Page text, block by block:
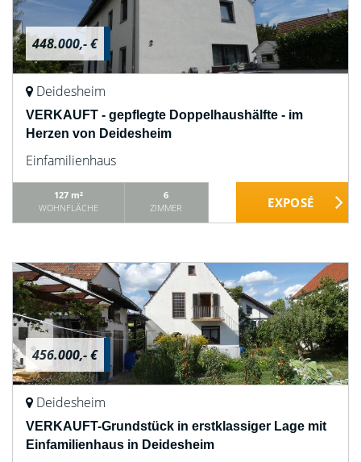
448.000,- €
Deidesheim
VERKAUFT - gepflegte Doppelhaushälfte - im
Herzen von Deidesheim
Einfamilienhaus
127 m²
WOHNFLÄCHE
6
ZIMMER
456.000,- €
Deidesheim
VERKAUFT-Grundstück in erstklassiger Lage mit
Einfamilienhaus in Deidesheim